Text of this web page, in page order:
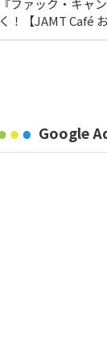
『ファック・キャ
く！【JAMT Café
Google